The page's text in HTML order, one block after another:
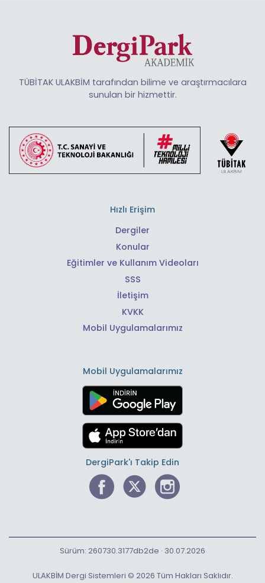
TÜBİTAK ULAKBİM tarafından bilime ve araştırmacılara
sunulan bir hizmettir.
Hızlı Erişim
Dergiler
Konular
Eğitimler ve Kullanım Videoları
SSS
İletişim
KVKK
Mobil Uygulamalarımız
Mobil Uygulamalarımız
DergiPark'ı Takip Edin
ULAKBİM Dergi Sistemleri © 2026 Tüm Hakları Saklıdır.
Sürüm: 260730.3177db2de · 30.07.2026